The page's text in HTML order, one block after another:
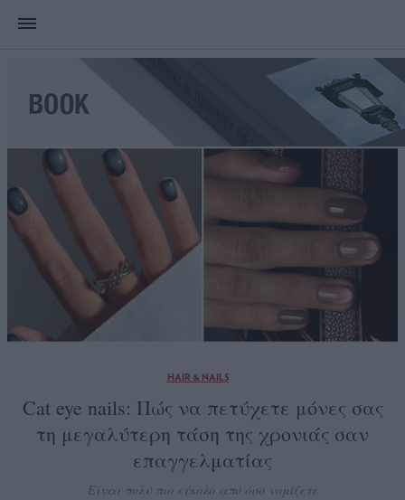
HAIR & NAILS
Cat eye nails: Πώς να πετύχετε μόνες σας
τη μεγαλύτερη τάση της χρονιάς σαν
επαγγελματίας
Είναι πολύ πιο εύκολο από όσο νομίζετε